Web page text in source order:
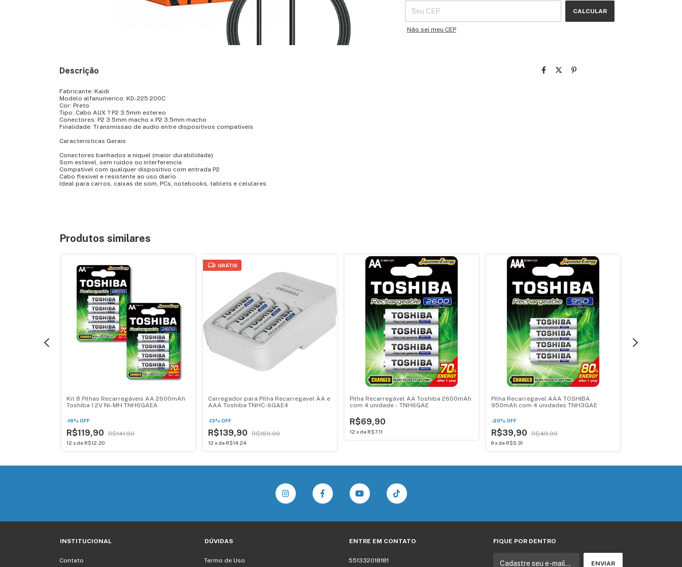
CALCULAR
Não sei meu CEP
Descrição
Fabricante: Kaidi
Modelo alfanumerico: KD-225 200C
Cor: Preto
Tipo: Cabo AUX ? P2 3.5mm estereo
Conectores: P2 3.5mm macho x P2 3.5mm macho
Finalidade: Transmissao de audio entre dispositivos compativeis
Caracteristicas Gerais
Conectores banhados a niquel (maior durabilidade)
Som estavel, sem ruidos ou interferencia
Compativel com qualquer dispositivo com entrada P2
Cabo flexivel e resistente ao uso diario
Ideal para carros, caixas de som, PCs, notebooks, tablets e celulares
Produtos similares
Kit 8 Pilhas Recarregáveis AA 2600mAh
Toshiba 1.2V Ni-MH TNH6GAEA
-16% OFF
R$119,90 R$141,90
12 x de R$12,20
GRÁTIS
Carregador para Pilha Recarregavel AA e
AAA Toshiba TNHC-6GAE4
-13% OFF
R$139,90 R$159,90
12 x de R$14,24
Pilha Recarregável AA Toshiba 2600mAh
com 4 unidade - TNH6GAE
R$69,90
12 x de R$7,11
Pilha Recarregavel AAA TOSHIBA
950mAh com 4 unidades TNH3GAE
-20% OFF
R$39,90 R$49,90
9x de R$5,31
INSTITUCIONAL
Contato
DÚVIDAS
Termo de Uso
ENTRE EM CONTATO
551332018181
FIQUE POR DENTRO